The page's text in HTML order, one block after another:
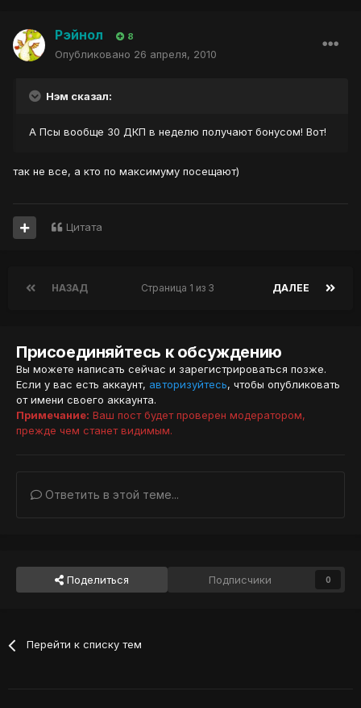
Рэйнол 8
Опубликовано 26 апреля, 2010
Нэм сказал:
А Псы вообще 30 ДКП в неделю получают бонусом! Вот!
так не все, а кто по максимуму посещают)
Цитата
НАЗАД ДАЛЕЕ
Страница 1 из 3
Присоединяйтесь к обсуждению
Вы можете написать сейчас и зарегистрироваться позже.
Если у вас есть аккаунт, авторизуйтесь, чтобы опубликовать
от имени своего аккаунта.
Примечание: Ваш пост будет проверен модератором,
прежде чем станет видимым.
Ответить в этой теме...
Поделиться Подписчики 0
Перейти к списку тем